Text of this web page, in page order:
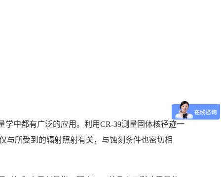
中都有广泛的应用。利用CR-39测量固体核径迹一
与所受到的辐射照射有关，与蚀刻条件也密切相